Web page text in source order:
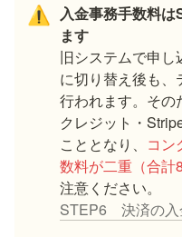
⚠️
入金事務手数料
旧システムで申
に切り替え後も
行われます。その
クレジット・
こととなり、 コン
数料が二重（合計
STEP6 決済の入